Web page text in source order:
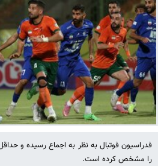
فدراسیون فوتبال به نظر به اجماع رسیده و
را مشخص کرده است.